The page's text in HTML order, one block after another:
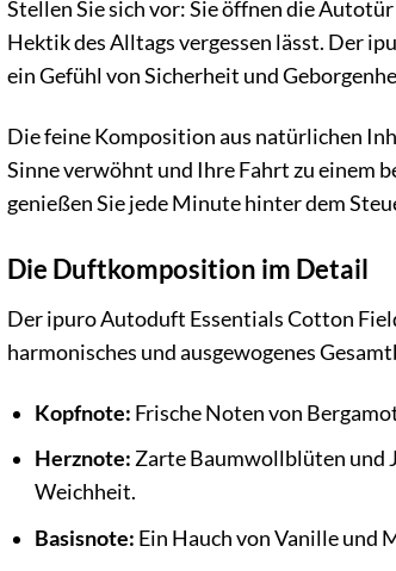
Stellen Sie sich vor: Sie öffnen die
Hektik des Alltags vergessen lässt. Der
ein Gefühl von Sicherheit und
Die feine Komposition aus natürlichen
Sinne verwöhnt und Ihre Fahrt zu einem
genießen Sie jede Minute hinter dem
Die Duftkomposition im Detail
Der ipuro Autoduft Essentials Cotton
harmonisches und ausgewogenes
Kopfnote: Frische Noten von
Herznote:Zarte Baumwollblüten und
Weichheit.
Basisnote: Ein Hauch von Vanille und